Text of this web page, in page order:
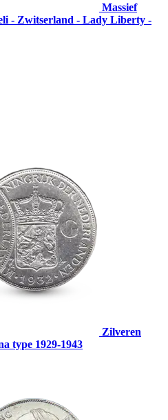
Massief
- Zwitserland - Lady Liberty -
Zilveren
type 1929-1943